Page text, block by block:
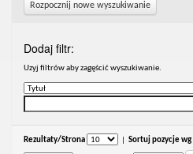
Rozpocznij nowe wyszukiwanie
Dodaj filtr:
Uzyj filtrów aby zagęścić wyszukiwanie.
Rezultaty/Strona Sortuj pozycje wg